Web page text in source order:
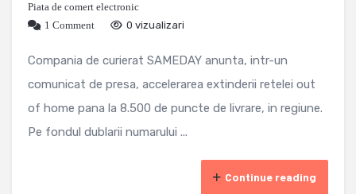
Piata de comert electronic
1 Comment
0 vizualizari
Compania de curierat SAMEDAY anunta, intr-un
comunicat de presa, accelerarea extinderii retelei out
of home pana la 8.500 de puncte de livrare, in regiune.
Pe fondul dublarii numarului ...
Continue reading